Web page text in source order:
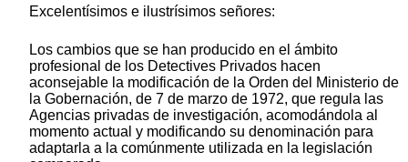
Excelentísimos e ilustrísimos señores:
Los cambios que se han producido en el ámbito
profesional de los Detectives Privados hacen
aconsejable la modificación de la Orden del Ministerio de
la Gobernación, de 7 de marzo de 1972, que regula las
Agencias privadas de investigación, acomodándola al
momento actual y modificando su denominación para
adaptarla a la comúnmente utilizada en la legislación